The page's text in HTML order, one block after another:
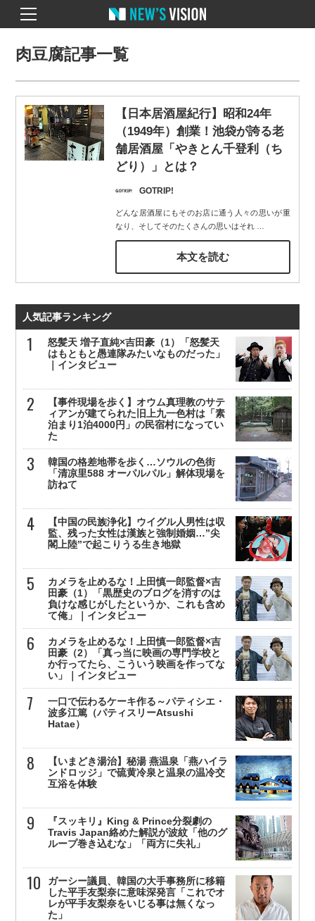
肉豆腐記事一覧
【日本居酒屋紀行】昭和24年
（1949年）創業！池袋が誇る老
舗居酒屋「やきとん千登利（ち
どり）」とは？
GOTRIP!
どんな居酒屋にもそのお店に通う人々の思いが重
なり、そしてそのたくさんの思いはそれ…
本文を読む
人気記事ランキング
怒髪天 増子直純×吉田豪（1）「怒髪天
はもともと愚連隊みたいなものだった」
｜インタビュー
【事件現場を歩く】オウム真理教のサテ
ィアンが建てられた旧上九一色村は「素
泊まり1泊4000円」の民宿村になってい
た
韓国の格差地帯を歩く…ソウルの色街
「清凉里588 オーパルパル」解体現場を
訪ねて
【中国の民族浄化】ウイグル人男性は収
監、残った女性は漢族と強制婚姻…”尖
閣上陸”で起こりうる生き地獄
カメラを止めるな！上田慎一郎監督×吉
田豪（1）「黒歴史のブログを消すのは
負けな感じがしたというか、これも含め
て俺」｜インタビュー
カメラを止めるな！上田慎一郎監督×吉
田豪（2）「真っ当に映画の専門学校と
か行ってたら、こういう映画を作ってな
い」｜インタビュー
一口で伝わるケーキ作る～パティシエ・
波多江篤（パティスリーAtsushi
Hatae）
【いまどき湯治】秘湯 燕温泉「燕ハイラ
ンドロッジ」で硫黄冷泉と温泉の温冷交
互浴を体験
『スッキリ』King & Prince分裂劇の
Travis Japan絡めた解説が波紋「他のグ
ループ巻き込むな」「両方に失礼」
ガーシー議員、韓国の大手事務所に移籍
した平手友梨奈に意味深発言「これでオ
レが平手友梨奈をいじる事は無くなっ
た」